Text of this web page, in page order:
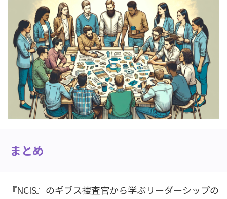
まとめ
『NCIS』のギブス捜査官から学ぶリーダーシップの